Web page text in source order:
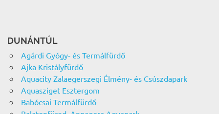
DUNÁNTÚL
Agárdi Gyógy- és Termálfürdő
Ajka Kristályfürdő
Aquacity Zalaegerszegi Élmény- és Csúszdapark
Aquasziget Esztergom
Babócsai Termálfürdő